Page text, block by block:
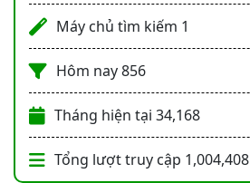
Máy chủ tìm kiếm 1
Hôm nay856
Tháng hiện tại 34,168
Tổng lượt truy cập 1,004,408